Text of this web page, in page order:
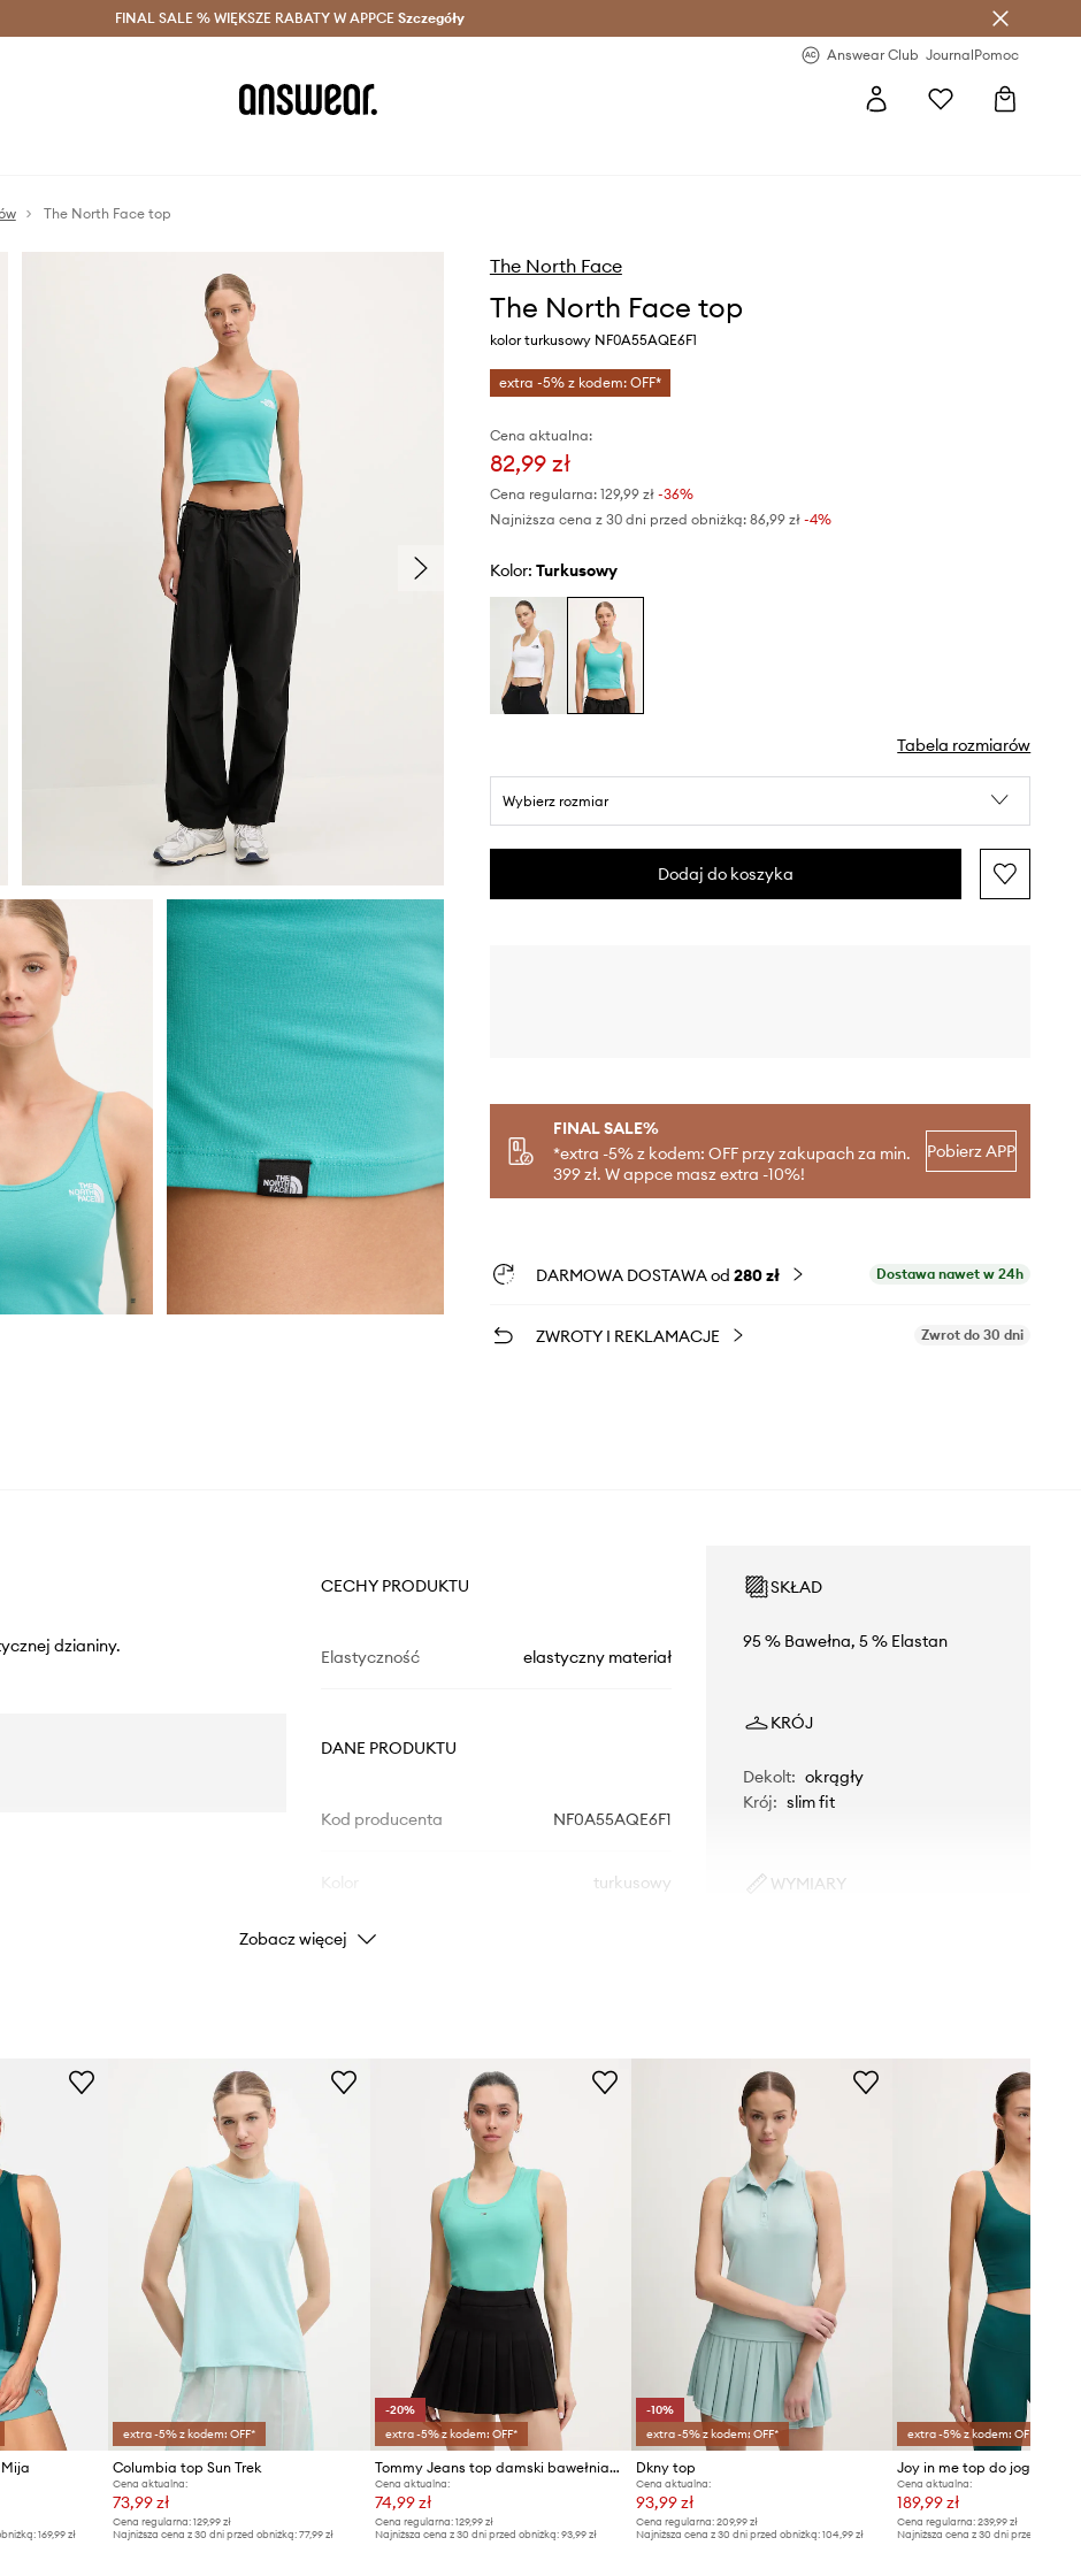
Oszczędzaj z Answear Club > Dostawa nawet w 24h >
FINAL SALE % WIĘKSZE RABATY W APPCE Szczegóły
Answear Club JournalPomoc
The North Face top
The North Face
The North Face top
kolor turkusowy NF0A55AQE6F1
extra -5% z kodem: OFF*
Cena aktualna:
82,99 zł
Cena regularna: 129,99 zł-36%
Najniższa cena z 30 dni przed obniżką: 86,99 zł -4%
Kolor: turkusowy
Tabela rozmiarów
Wybierz rozmiar
Dodaj do koszyka
FINAL SALE%
*extra -5% z kodem: OFF przy zakupach za min.
399 zł. W appce masz extra -10%!
Pobierz APP
DARMOWA DOSTAWA od 280 zł Dostawa nawet w 24h
ZWROTY I REKLAMACJE Zwrot do 30 dni
dzianiny.
CECHY PRODUKTU
Elastyczność elastyczny materiał
DANE PRODUKTU
Kod producenta NF0A55AQE6F1
turkusowy
Marka
ID Produktu
SKŁAD
95 % Bawełna, 5 % Elastan
KRÓJ
Dekolt: okrągły
Krój: slim fit
WYMIARY
Tabela rozmiarów
Zobacz więcej
169,99 zł
extra -5% z kodem: OFF*
Columbia top Sun Trek
Cena aktualna:
73,99 zł
Cena regularna: 129,99 zł
Najniższa cena z 30 dni przed obniżką: 77,99 zł
-20%
extra -5% z kodem: OFF*
Tommy Jeans top damski bawełniany z elastanem
Cena aktualna:
74,99 zł
Cena regularna: 129,99 zł
Najniższa cena z 30 dni przed obniżką: 93,99 zł
-10%
extra -5% z kodem: OFF*
Dkny top
Cena aktualna:
93,99 zł
Cena regularna:209,99 zł
Najniższa cena z 30 dni przed obniżką:104,99 zł
extra -5% z kodem: OFF*
Joy in me top do jogi Grace
Cena aktualna:
189,99 zł
Cena regularna: 239,99 zł
Najniższa cena z 30 dni przed obniżką: